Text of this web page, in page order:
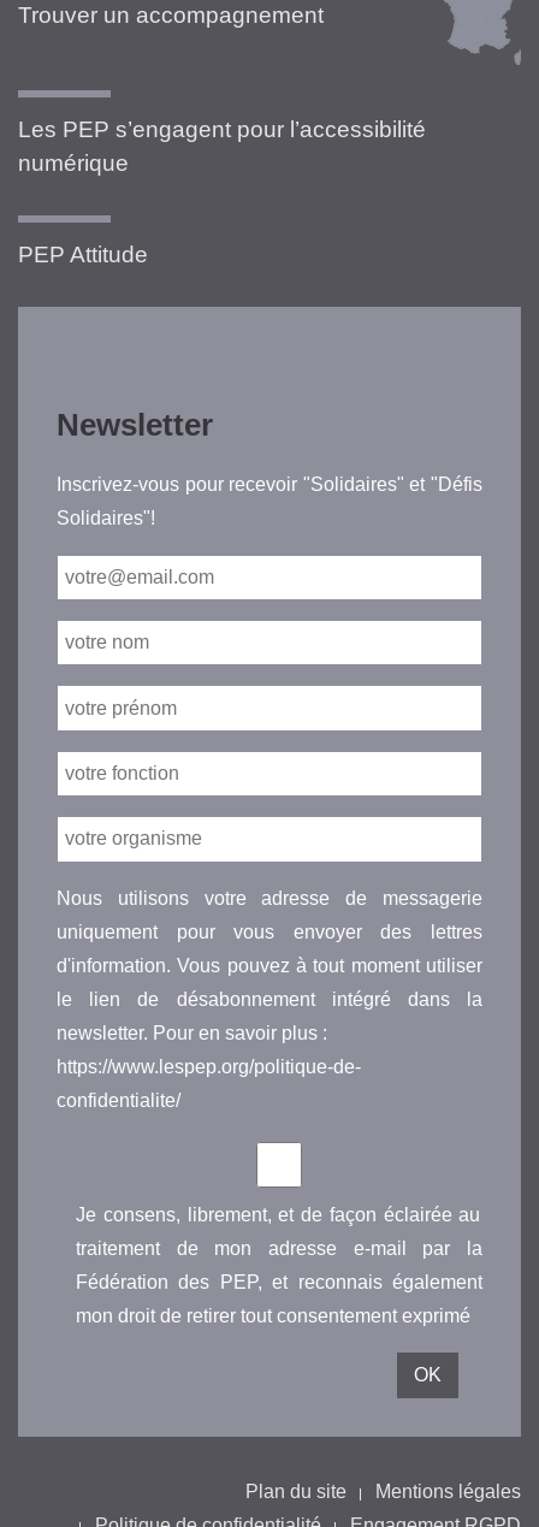
Trouver un accompagnement
Les PEP s’engagent pour l’accessibilité
numérique
PEP Attitude
Newsletter
Inscrivez-vous pour recevoir "Solidaires" et "Défis
Solidaires"!
Nous utilisons votre adresse de messagerie
uniquement pour vous envoyer des lettres
d'information. Vous pouvez à tout moment utiliser
le lien de désabonnement intégré dans la
newsletter. Pour en savoir plus :
https://www.lespep.org/politique-de-
confidentialite/
Je consens, librement, et de façon éclairée au
traitement de mon adresse e-mail par la
Fédération des PEP, et reconnais également
mon droit de retirer tout consentement exprimé
Plan du site
Mentions légales